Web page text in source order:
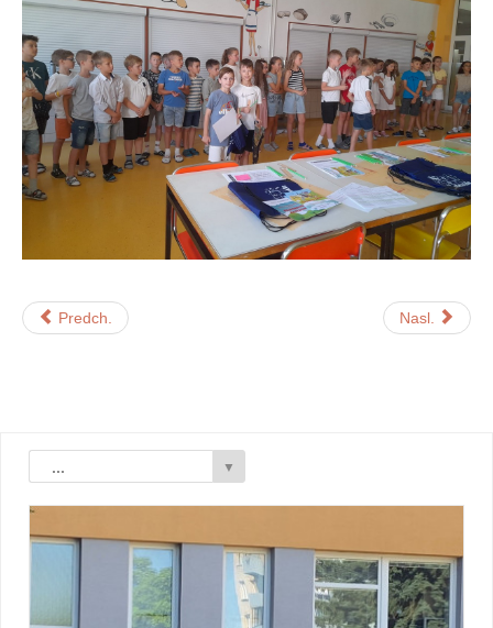
Predch. Nasl.
... ▼